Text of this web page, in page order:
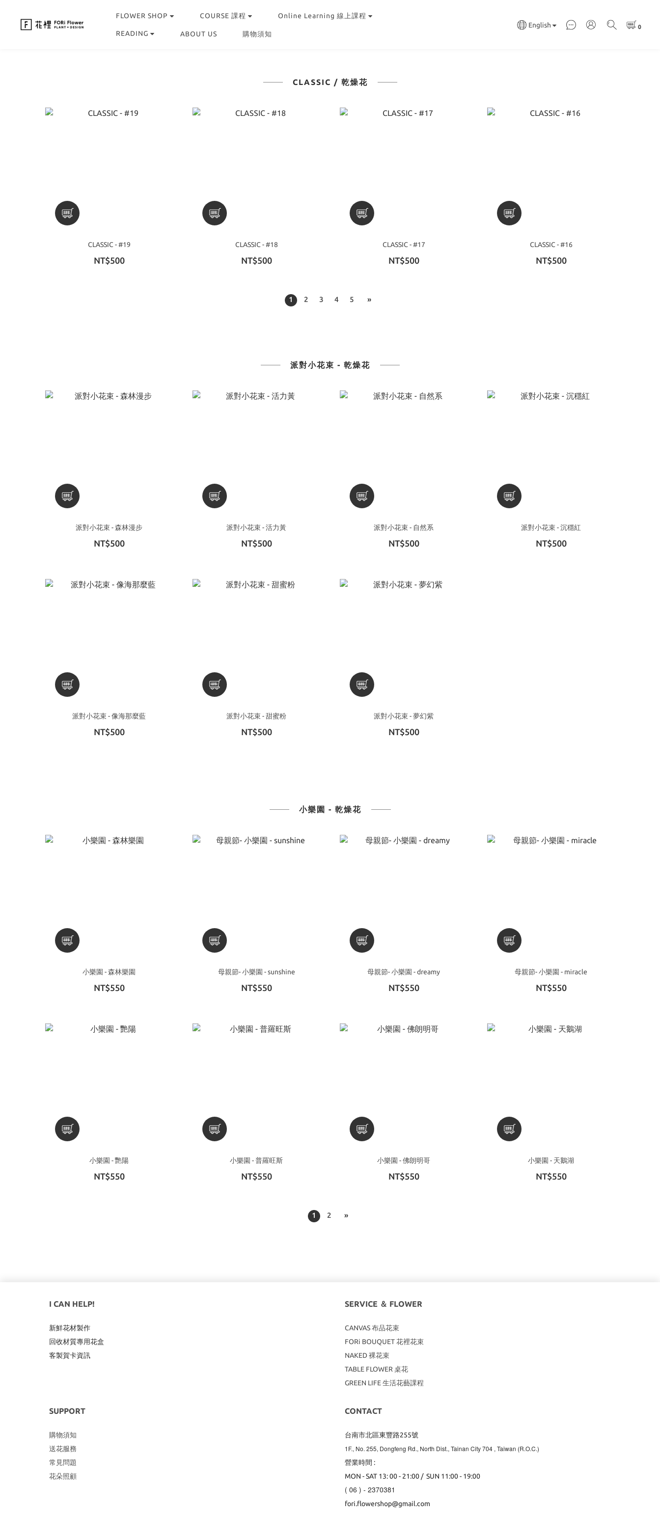
FLOWER SHOP COURSE 課程 Online Learning 線上課程
READING ABOUT US 購物須知
English
CLASSIC / 乾燥花
CLASSIC - #19
NT$500
CLASSIC - #18
NT$500
CLASSIC - #17
NT$500
CLASSIC - #16
NT$500
1 2 3 4 5 »
派對小花束 - 乾燥花
派對小花束 - 森林漫步
NT$500
派對小花束 - 活力黃
NT$500
派對小花束 - 自然系
NT$500
派對小花束 - 沉穩紅
NT$500
派對小花束 - 像海那麼藍
NT$500
派對小花束 - 甜蜜粉
NT$500
派對小花束 - 夢幻紫
NT$500
小樂園 - 乾燥花
小樂園 - 森林樂園
NT$550
母親節- 小樂園 - sunshine
NT$550
母親節- 小樂園 - dreamy
NT$550
母親節- 小樂園 - miracle
NT$550
小樂園 - 艷陽
NT$550
小樂園 - 普羅旺斯
NT$550
小樂園 - 佛朗明哥
NT$550
小樂園 - 天鵝湖
NT$550
1 2 »
I CAN HELP!
新鮮花材製作
回收材質專用花盒
客製賀卡資訊
SERVICE ＆ FLOWER
CANVAS布品花束
FORi BOUQUET 花裡花束
NAKED 裸花束
TABLE FLOWER 桌花
GREEN LIFE 生活花藝課程
SUPPORT
購物須知
送花服務
常見問題
花朵照顧
CONTACT
台南市北區東豐路255號
1F., No. 255, Dongfeng Rd., North Dist., Tainan City 704 , Taiwan (R.O.C.)
營業時間 :
MON - SAT 13: 00 - 21:00 / SUN 11:00 - 19:00
( 06 ) - 2370381
fori.flowershop@gmail.com